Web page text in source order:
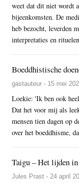
weet dat dit niet wordt
bijeenkomsten. De
heb bezocht, leverden
interpretaties en
Boeddhistische
gastauteur - 15 mei
Loekie: 'Ik ben ook
Dat het voor mij als
mensen tien dagen op
over het boeddhisme,
Taigu – Het lijden
Jules Prast - 24 april